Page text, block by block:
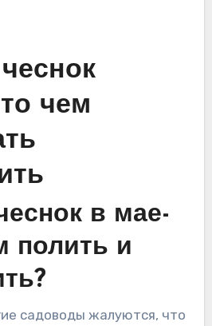
чем
в мае-
полить и